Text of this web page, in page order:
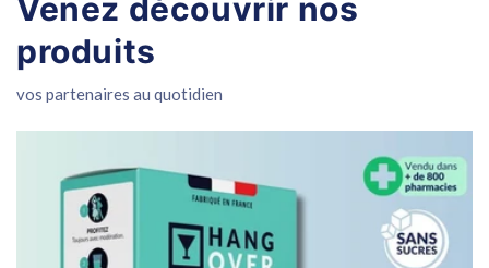
Venez découvrir nos
produits
vos partenaires au quotidien